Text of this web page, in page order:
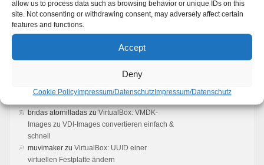
allow us to process data such as browsing behavior or unique IDs on this
site. Not consenting or withdrawing consent, may adversely affect certain
features and functions.
Accept
Deny
Cookie PolicyImpressum/DatenschutzImpressum/Datenschutz
Feedback
Vmware server: Browser does not load user
Zugriff auf die Weboberfläche möglich –
VMWare Server 2 Web Interface not loading -
Boot PaniczuVMware 2.x: Kein Zugriff auf die
bridas atornilladaszuVirtualBox: VMDK-
Images zu VDI-Images convertieren einfach &
schnell
muvimaker zu VirtualBox: UUID einer
virtuellen Festplatte ändern